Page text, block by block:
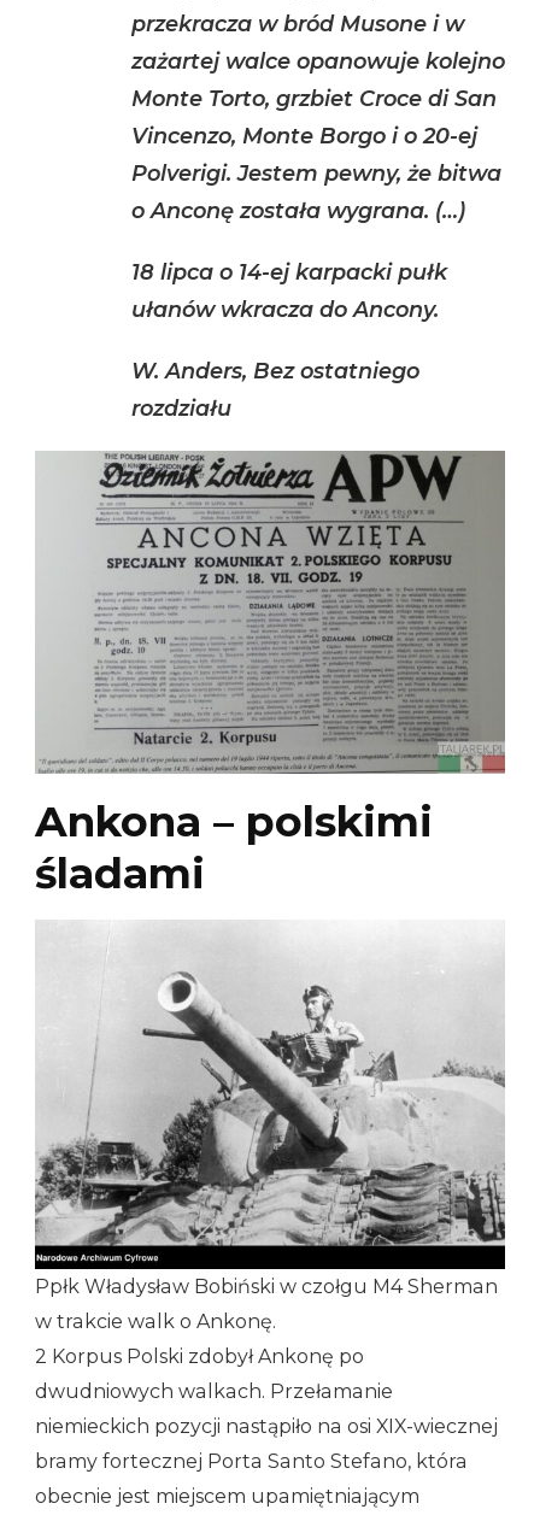
przekracza w bród Musone i w
zażartej walce opanowuje kolejno
Monte Torto, grzbiet Croce di San
Vincenzo, Monte Borgo i o 20-ej
Polverigi. Jestem pewny, że bitwa
o Anconę została wygrana. (…)
18 lipca o 14-ej karpacki pułk
ułanów wkracza do Ancony.
W. Anders, Bez ostatniego
rozdziału
Ankona – polskimi
śladami
Ppłk Władysław Bobiński w czołgu M4 Sherman
w trakcie walk o Ankonę.
2 Korpus Polski zdobył Ankonę po
dwudniowych walkach. Przełamanie
niemieckich pozycji nastąpiło na osi XIX-wiecznej
bramy fortecznej Porta Santo Stefano, która
obecnie jest miejscem upamiętniającym